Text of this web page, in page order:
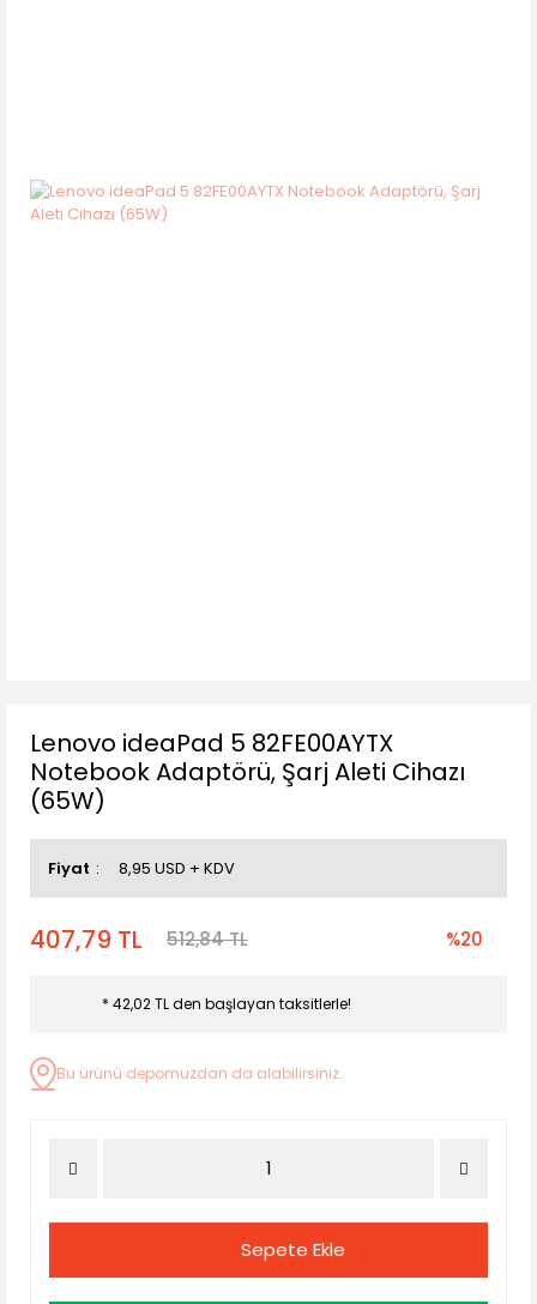
Lenovo ideaPad 5 82FE00AYTX
Notebook Adaptörü, Şarj Aleti Cihazı
(65W)
Fiyat 8,95 USD + KDV
407,79 TL 512,84 TL %20
* 42,02 TL den başlayan taksitlerle!
Bu ürünü depomuzdan da alabilirsiniz.
Sepete Ekle